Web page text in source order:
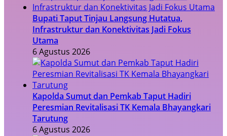
Bupati Taput Tinjau Langsung Hutatua,
Infrastruktur dan Konektivitas Jadi Fokus
Utama
6 Agustus 2026
Kapolda Sumut dan Pemkab Taput Hadiri
Peresmian Revitalisasi TK Kemala Bhayangkari
Tarutung
6 Agustus 2026